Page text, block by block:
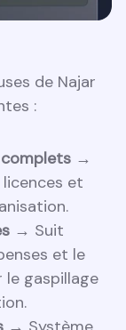
de Najar
:
complets →
et
→ Suit
et le
gaspillage